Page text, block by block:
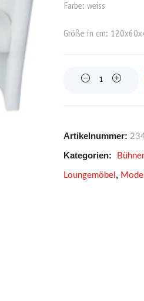
Farbe: weiss
Größe in cm:
Quantity
Artikelnummer:
Kategorien:
Loungemöbel ,